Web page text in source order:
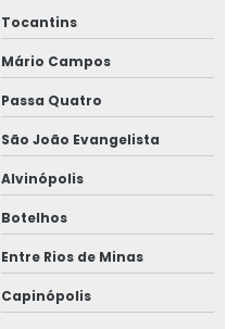
Tocantins
Mário Campos
Passa Quatro
São João Evangelista
Alvinópolis
Botelhos
Entre Rios de Minas
Capinópolis